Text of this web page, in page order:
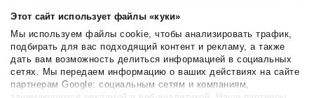
Этот сайт использует файлы «куки»
Мы используем файлы cookie, чтобы анализировать трафик,
подбирать для вас подходящий контент и рекламу, а также
дать вам возможность делиться информацией в социальных
сетях. Мы передаем информацию о ваших действиях на сайте
партнерам Google: социальным сетям и компаниям,
Правила использования
Безопасность SendPulse
Политика конфиденциальности
Политика Cookies
© 2015 - 2026. SendPulse Inc. Все права защищены